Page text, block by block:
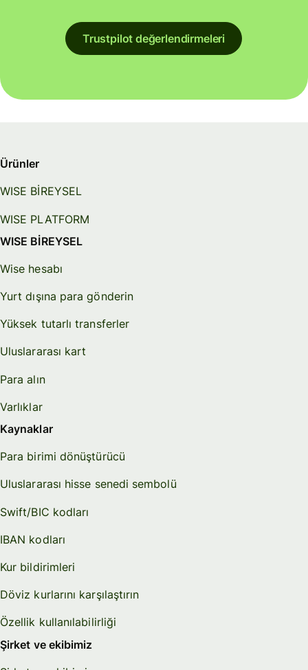
Trustpilot değerlendirmeleri
Ürünler
WISE BİREYSEL
WISE PLATFORM
WISE BİREYSEL
Wise hesabı
Yurt dışına para gönderin
Yüksek tutarlı transferler
Uluslararası kart
Para alın
Varlıklar
Kaynaklar
Para birimi dönüştürücü
Uluslararası hisse senedi sembolü
Swift/BIC kodları
IBAN kodları
Kur bildirimleri
Döviz kurlarını karşılaştırın
Özellik kullanılabilirliği
Şirket ve ekibimiz